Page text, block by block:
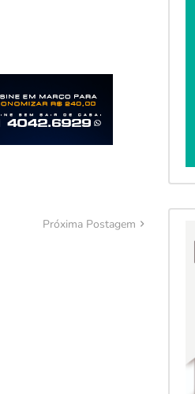
Próxima Postagem